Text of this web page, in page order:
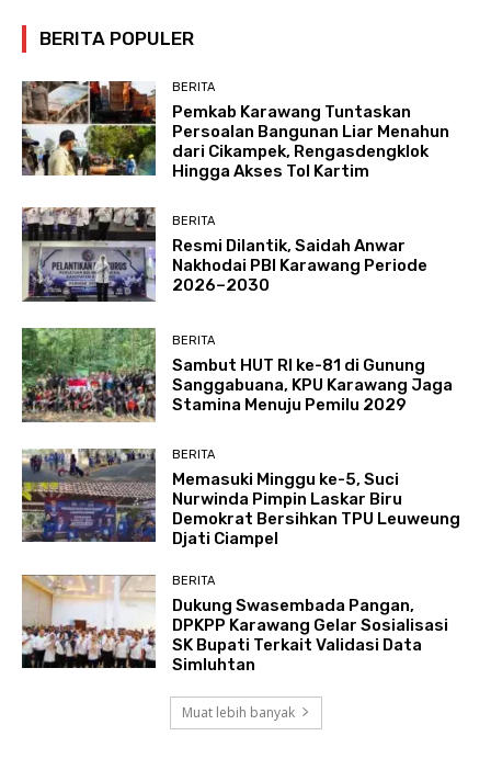
BERITA POPULER
BERITA
Pemkab Karawang Tuntaskan
Persoalan Bangunan Liar Menahun
dari Cikampek, Rengasdengklok
Hingga Akses Tol Kartim
BERITA
Resmi Dilantik, Saidah Anwar
Nakhodai PBI Karawang Periode
2026–2030
BERITA
Sambut HUT RI ke-81 di Gunung
Sanggabuana, KPU Karawang Jaga
Stamina Menuju Pemilu 2029
BERITA
Memasuki Minggu ke-5, Suci
Nurwinda Pimpin Laskar Biru
Demokrat Bersihkan TPU Leuweung
Djati Ciampel
BERITA
Dukung Swasembada Pangan,
DPKPP Karawang Gelar Sosialisasi
SK Bupati Terkait Validasi Data
Simluhtan
Muat lebih banyak